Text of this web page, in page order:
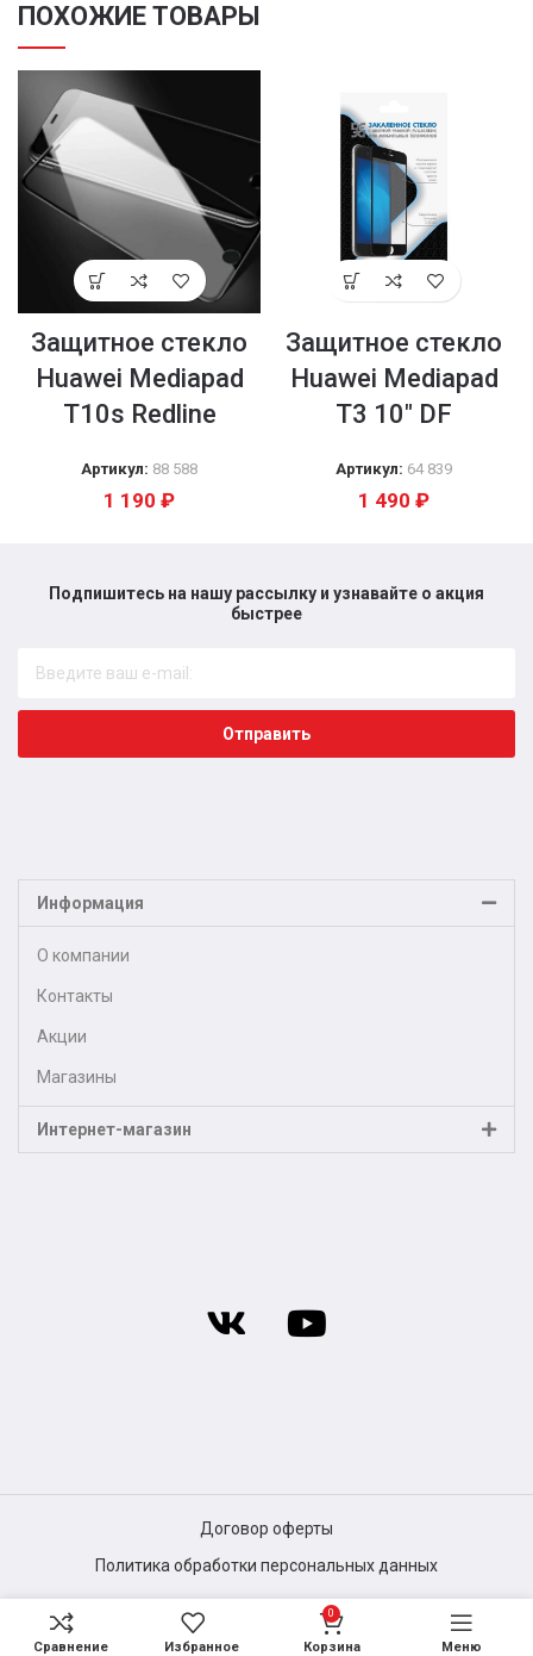
ПОХОЖИЕ ТОВАРЫ
Защитное стекло
Huawei Mediapad
T10s Redline
Артикул: 88 588
1 190 ₽
Защитное стекло
Huawei Mediapad
T3 10″ DF
Артикул: 64 839
1 490 ₽
Подпишитесь на нашу рассылку и узнавайте о акция
быстрее​
Отправить
Информация
О компании
Контакты
Акции
Магазины
Интернет-магазин
Договор оферты
Политика обработки персональных данных
Сравнение Избранное
0
Корзина Меню